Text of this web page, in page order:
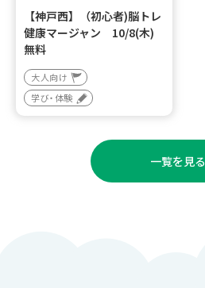
【神戸西】（初心者)脳トレ
健康マージャン 10/8(木)
無料
大人向け
学び・体験
一覧を見る